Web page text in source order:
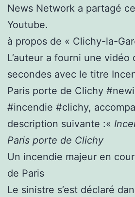
News Network a partagé
Youtube.
à propos de « Clichy-la-
L’auteur a fourni une
secondes avec le titre
Paris porte de Clichy
#incendie #clichy,
description suivante :«
Paris porte de Clichy
Un incendie majeur en
de Paris
Le sinistre s’est déclaré